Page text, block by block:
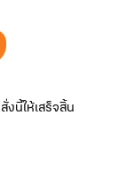
นี้ให้เสร็จสิ้น